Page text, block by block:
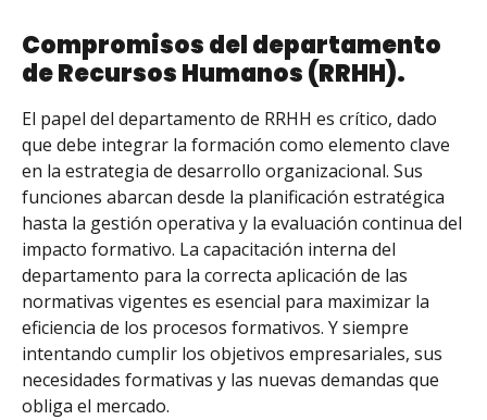
Compromisos del departamento
de Recursos Humanos (RRHH).
El papel del departamento de RRHH es crítico, dado
que debe integrar la formación como elemento clave
en la estrategia de desarrollo organizacional. Sus
funciones abarcan desde la planificación estratégica
hasta la gestión operativa y la evaluación continua del
impacto formativo. La capacitación interna del
departamento para la correcta aplicación de las
normativas vigentes es esencial para maximizar la
eficiencia de los procesos formativos. Y siempre
intentando cumplir los objetivos empresariales, sus
necesidades formativas y las nuevas demandas que
obliga el mercado.